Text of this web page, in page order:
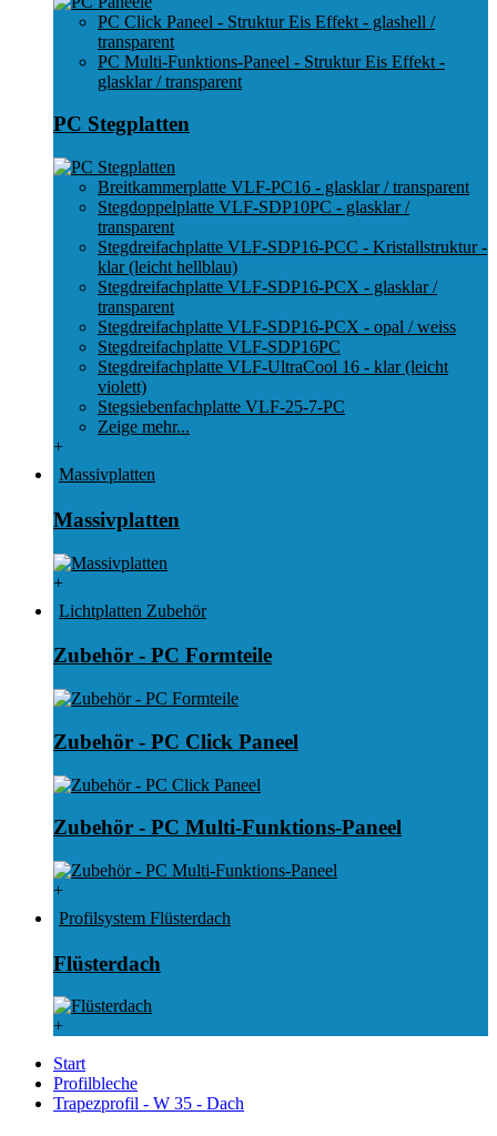
PC Click Paneel - Struktur Eis Effekt - glashell /
transparent
PC Multi-Funktions-Paneel - Struktur Eis Effekt -
glasklar / transparent
PC Stegplatten
Breitkammerplatte VLF-PC16 - glasklar / transparent
Stegdoppelplatte VLF-SDP10PC - glasklar /
transparent
Stegdreifachplatte VLF-SDP16-PCC - Kristallstruktur -
klar (leicht hellblau)
Stegdreifachplatte VLF-SDP16-PCX - glasklar /
transparent
Stegdreifachplatte VLF-SDP16-PCX - opal / weiss
Stegdreifachplatte VLF-SDP16PC
Stegdreifachplatte VLF-UltraCool 16 - klar (leicht
violett)
Stegsiebenfachplatte VLF-25-7-PC
Zeige mehr...
+
Massivplatten
Massivplatten
+
Lichtplatten Zubehör
Zubehör - PC Formteile
Zubehör - PC Click Paneel
Zubehör - PC Multi-Funktions-Paneel
+
Profilsystem Flüsterdach
Flüsterdach
+
Start
Profilbleche
Trapezprofil - W 35 - Dach